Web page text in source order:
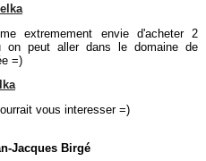
extremement envie d'acheter 2
on peut aller dans le domaine de
=)
vous interesser =)
Jacques Birgé